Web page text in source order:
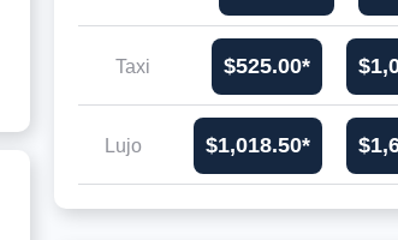
Taxi $525.00*
Lujo $1,018.50*